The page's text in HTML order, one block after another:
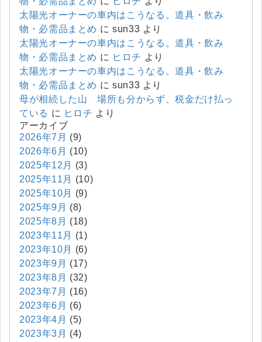
太陽光オーナーの車内はこうなる。道具・飲み
物・必需品まとめ にsun33 より
太陽光オーナーの車内はこうなる。道具・飲み
物・必需品まとめ に ヒロチ より
太陽光オーナーの車内はこうなる。道具・飲み
物・必需品まとめ にsun33 より
母が相続した山 場所も分からず、税金だけ払っ
ている に ヒロチ より
アーカイブ
2026年7月 (9)
2026年6月 (10)
2025年12月
(3)
2025年11月
(10)
2025年10月
(9)
2025年9月 (8)
2025年8月 (18)
2023年11月
(1)
2023年10月
(6)
2023年9月 (17)
2023年8月 (32)
2023年7月 (16)
2023年6月 (6)
2023年4月 (5)
2023年3月 (4)